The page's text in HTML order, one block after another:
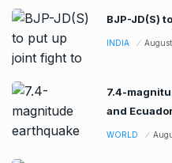
BJP-JD(S)
INDIA
7.4-
and
WORLD